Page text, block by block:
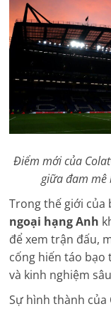
Điểm mới của
giữa đam mê
Trong thế giới của
ngoại hạng Anh
để xem trận đấu,
cống hiến táo
và kinh nghiệm
Sự hình thành của